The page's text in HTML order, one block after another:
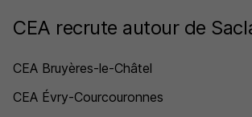
CEA recrute autour de
CEA Bruyères-le-Châtel
CEA Évry-Courcouronnes